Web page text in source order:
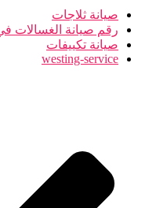
صيانة ثلاجات
رقم صيانة الغسالات في مصر
صيانة تكييفات
westing-service